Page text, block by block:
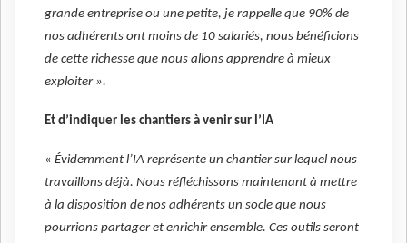
grande entreprise ou une petite, je rappelle que 90% de
nos adhérents ont moins de 10 salariés, nous bénéficions
de cette richesse que nous allons apprendre à mieux
exploiter ».
Et d’indiquer les chantiers à venir sur l’IA
« Évidemment l’IA représente un chantier sur lequel nous
travaillons déjà. Nous réfléchissons maintenant à mettre
à la disposition de nos adhérents un socle que nous
pourrions partager et enrichir ensemble. Ces outils seront